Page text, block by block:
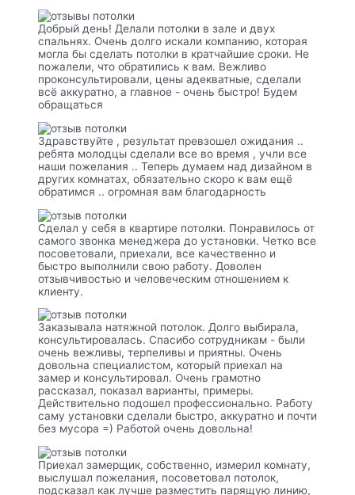
Добрый день! Делали потолки в зале и двух
спальнях. Очень долго искали компанию, которая
могла бы сделать потолки в кратчайшие сроки. Не
пожалели, что обратились к вам. Вежливо
проконсультировали, цены адекватные, сделали
всё аккуратно, а главное - очень быстро! Будем
обращаться
Здравствуйте , результат превзошел ожидания ..
ребята молодцы сделали все во время , учли все
наши пожелания .. Теперь думаем над дизайном в
других комнатах, обязательно скоро к вам ещё
обратимся .. огромная вам благодарность
Сделал у себя в квартире потолки. Понравилось от
самого звонка менеджера до установки. Четко все
посоветовали, приехали, все качественно и
быстро выполнили свою работу. Доволен
отзывчивостью и человеческим отношением к
клиенту.
Заказывала натяжной потолок. Долго выбирала,
консультировалась. Спасибо сотрудникам - были
очень вежливы, терпеливы и приятны. Очень
довольна специалистом, который приехал на
замер и консультировал. Очень грамотно
рассказал, показал варианты, примеры.
Действительно подошел профессионально. Работу
саму установки сделали быстро, аккуратно и почти
без мусора =) Работой очень довольна!
Приехал замерщик, собственно, измерил комнату,
выслушал пожелания, посоветовал потолок,
подсказал как лучше разместить парящую линию,